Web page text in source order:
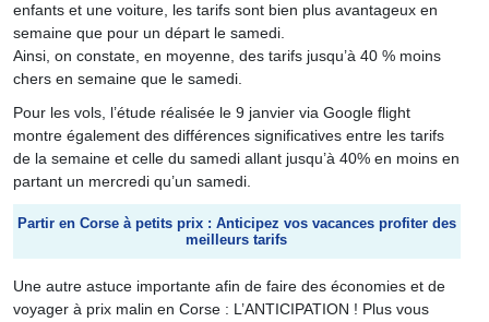
enfants et une voiture, les tarifs sont bien plus avantageux en
semaine que pour un départ le samedi.
Ainsi, on constate, en moyenne, des tarifs jusqu’à 40 % moins
chers en semaine que le samedi.
Pour les vols, l’étude réalisée le 9 janvier via Google flight
montre également des différences significatives entre les tarifs
de la semaine et celle du samedi allant jusqu’à 40% en moins en
partant un mercredi qu’un samedi.
Partir en Corse à petits prix : Anticipez vos vacances profiter des
meilleurs tarifs
Une autre astuce importante afin de faire des économies et de
voyager à prix malin en Corse : L’ANTICIPATION ! Plus vous